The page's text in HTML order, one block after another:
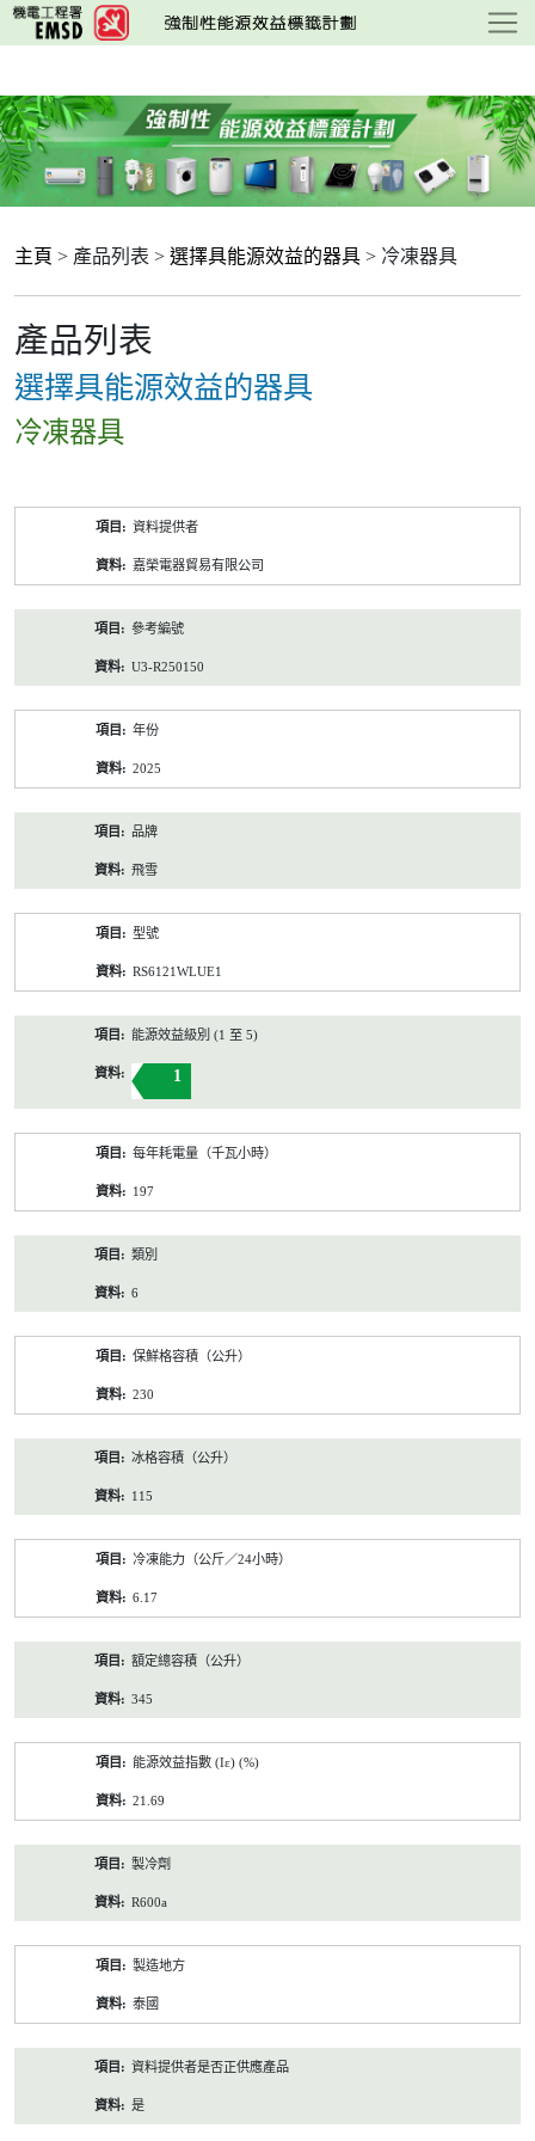
跳
至
要
內
容
主頁 > 產品列表 > 選擇具能源效益的器具 > 冷凍器具
產品列表
選擇具能源效益的器具
冷凍器具
資料提供者
嘉榮電器貿易有限公司
參考編號
U3-R250150
年份
2025
品牌
飛雪
型號
RS6121WLUE1
能源效益級別 (1 至 5)
1
每年耗電量（千瓦小時）
197
類別
6
保鮮格容積（公升）
230
冰格容積（公升）
115
冷凍能力（公斤／24小時）
6.17
額定總容積（公升）
345
能源效益指數 (Iε) (%)
21.69
製冷劑
R600a
製造地方
泰國
資料提供者是否正供應產品
是